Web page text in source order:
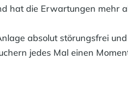
hat die Erwartungen mehr
absolut störungsfrei
jedes Mal einen